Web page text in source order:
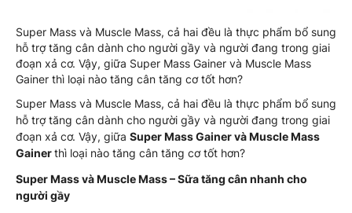
Super Mass và Muscle Mass, cả hai đều là thực phẩm bổ sung
hỗ trợ tăng cân dành cho người gầy và người đang trong giai
đoạn xả cơ. Vậy, giữa Super Mass Gainer và Muscle Mass
Gainer thì loại nào tăng cân tăng cơ tốt hơn?
Super Mass và Muscle Mass, cả hai đều là thực phẩm bổ sung
hỗ trợ tăng cân dành cho người gầy và người đang trong giai
đoạn xả cơ. Vậy, giữa Super Mass Gainer và Muscle Mass
Gainerthì loại nào tăng cân tăng cơ tốt hơn?
Super Mass và Muscle Mass – Sữa tăng cân nhanh cho
người gầy